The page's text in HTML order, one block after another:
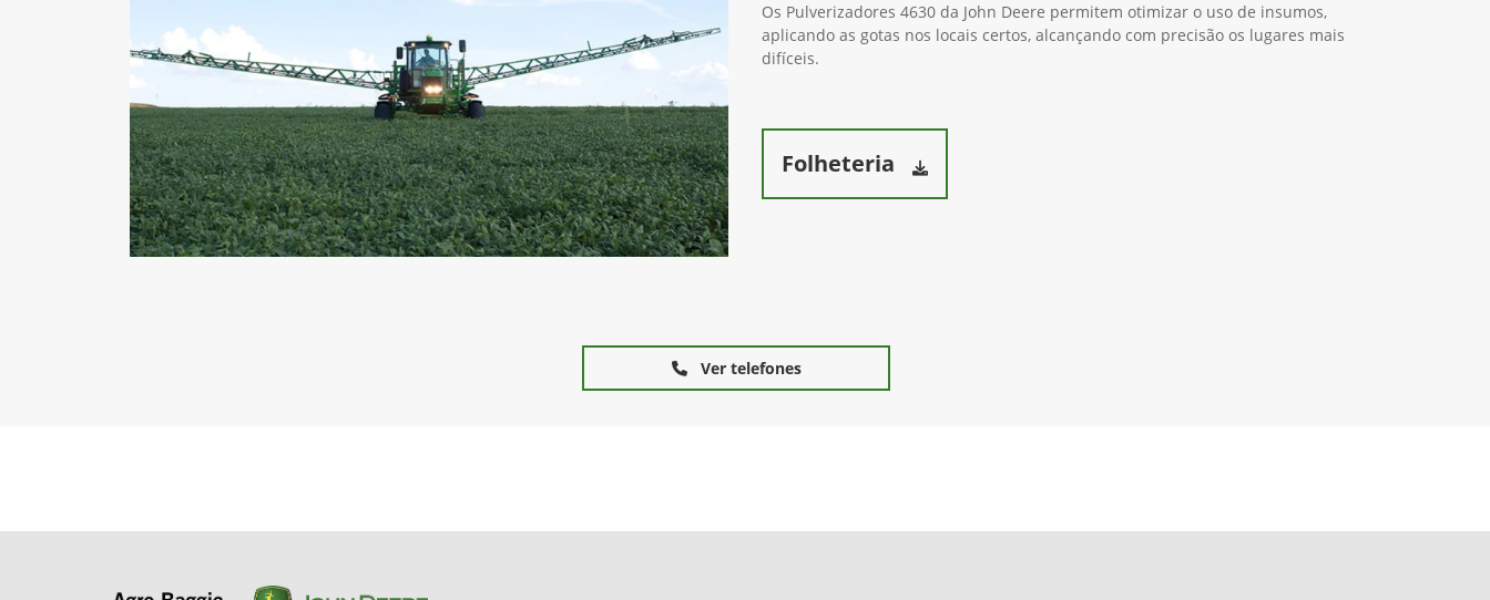
Os Pulverizadores 4630 da John Deere permitem otimizar o uso de insumos,
aplicando as gotas nos locais certos, alcançando com precisão os lugares mais
difíceis.
Folheteria
Ver telefones